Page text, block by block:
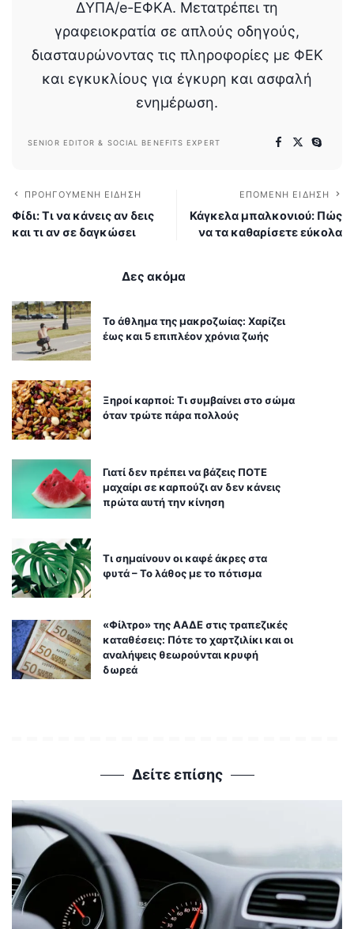
ΔΥΠΑ/e-ΕΦΚΑ. Μετατρέπει τη
γραφειοκρατία σε απλούς οδηγούς,
διασταυρώνοντας τις πληροφορίες με ΦΕΚ
και εγκυκλίους για έγκυρη και ασφαλή
ενημέρωση.
SENIOR EDITOR & SOCIAL BENEFITS EXPERT
ΠΡΟΗΓΟΎΜΕΝΗ ΕΊΔΗΣΗ
Φίδι: Τι να κάνεις αν δεις
και τι αν σε δαγκώσει
ΕΠΌΜΕΝΗ ΕΊΔΗΣΗ
Κάγκελα μπαλκονιού: Πώς
να τα καθαρίσετε εύκολα
Δες ακόμα
Το άθλημα της μακροζωίας: Χαρίζει
έως και 5 επιπλέον χρόνια ζωής
Ξηροί καρποί: Τι συμβαίνει στο σώμα
όταν τρώτε πάρα πολλούς
Γιατί δεν πρέπει να βάζεις ΠΟΤΕ
μαχαίρι σε καρπούζι αν δεν κάνεις
πρώτα αυτή την κίνηση
Τι σημαίνουν οι καφέ άκρες στα
φυτά – Το λάθος με το πότισμα
«Φίλτρο» της ΑΑΔΕ στις τραπεζικές
καταθέσεις: Πότε το χαρτζιλίκι και οι
αναλήψεις θεωρούνται κρυφή
δωρεά
Δείτε επίσης